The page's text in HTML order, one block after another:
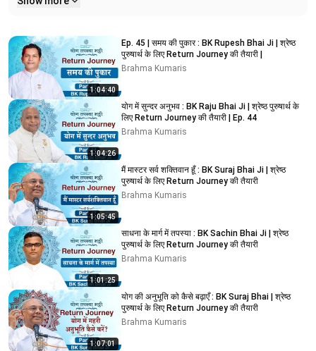
Related videos
1:04:40
Ep. 45 | समय की पुकार : BK Rupesh Bhai Ji | श्रेष्ठ
पुरुषार्थ के लिए Return Journey की तैयारी |
Brahma Kumaris
1:04:26
योग में सुन्दर अनुभव : BK Raju Bhai Ji | श्रेष्ठ पुरुषार्थ के
लिए Return Journey की तैयारी | Ep. 44
Brahma Kumaris
1:05:45
मैं मास्टर सर्व शक्तिवान हूँ : BK Suraj Bhai Ji | श्रेष्ठ
पुरुषार्थ के लिए Return Journey की तैयारी
Brahma Kumaris
1:01:25
साधना के मार्ग में तपस्या : BK Sachin Bhai Ji | श्रेष्ठ
पुरुषार्थ के लिए Return Journey की तैयारी
Brahma Kumaris
1:07:01
योग की अनुभूति को कैसे बढ़ाएँ : BK Suraj Bhai | श्रेष्ठ
पुरुषार्थ के लिए Return Journey की तैयारी
Brahma Kumaris